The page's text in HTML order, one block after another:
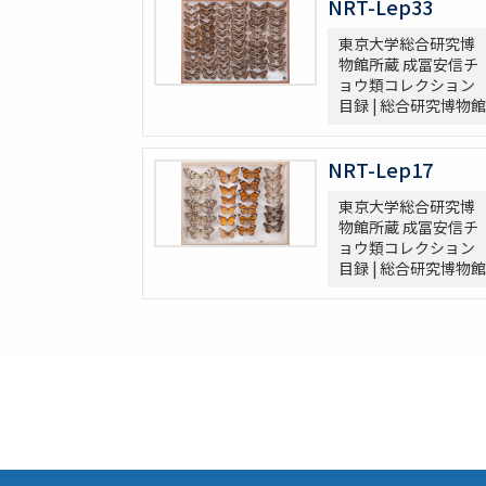
NRT-Lep33
東京大学総合研究博
物館所蔵 成冨安信チ
ョウ類コレクション
目録 | 総合研究博物館
NRT-Lep17
東京大学総合研究博
物館所蔵 成冨安信チ
ョウ類コレクション
目録 | 総合研究博物館